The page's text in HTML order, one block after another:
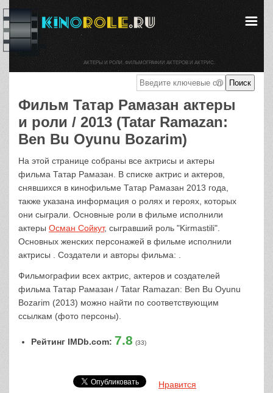
Фильм Татар Рамазан актеры
и роли / 2013 (Tatar Ramazan:
Ben Bu Oyunu Bozarim)
На этой странице собраны все актрисы и актеры
фильма Татар Рамазан. В списке актрис и актеров,
снявшихся в кинофильме Татар Рамазан 2013 года,
также указана информация о ролях и героях, которых
они сыграли. Основные роли в фильме исполнили
актеры Осман Сойкут, сыгравший роль "Kirmastili".
Основных женских персонажей в фильме исполнили
актрисы . Создатели и авторы фильма: .
Фильмографии всех актрис, актеров и создателей
фильма Татар Рамазан / Tatar Ramazan: Ben Bu Oyunu
Bozarim (2013) можно найти по соответствующим
ссылкам (фото персоны).
Рейтинг IMDb.com: 7.8 (33)
Нравится
АКТЕРЫ И РОЛИ. ФИЛЬМОГРАФИИ АКТЕРОВ И АКТРИС.